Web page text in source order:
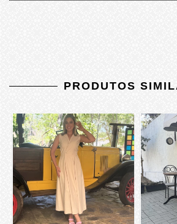
PRODUTOS